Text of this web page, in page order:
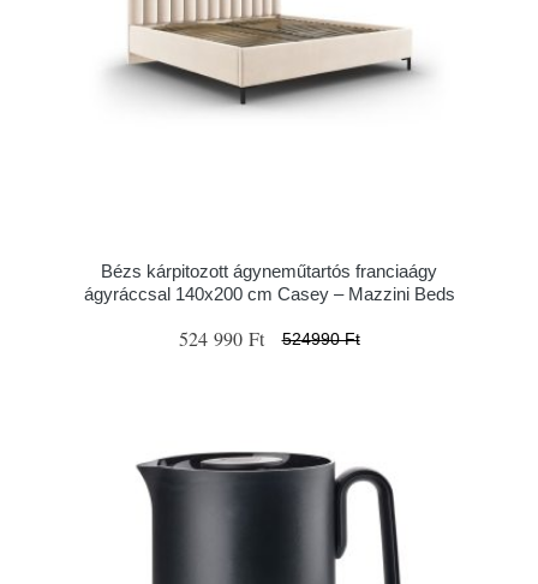
Bézs kárpitozott ágyneműtartós franciaágy
ágyráccsal 140x200 cm Casey – Mazzini Beds
524 990 Ft 524990 Ft